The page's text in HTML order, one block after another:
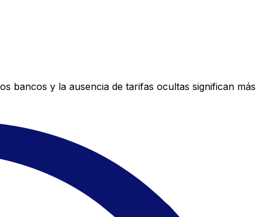
bancos y la ausencia de tarifas ocultas significan más